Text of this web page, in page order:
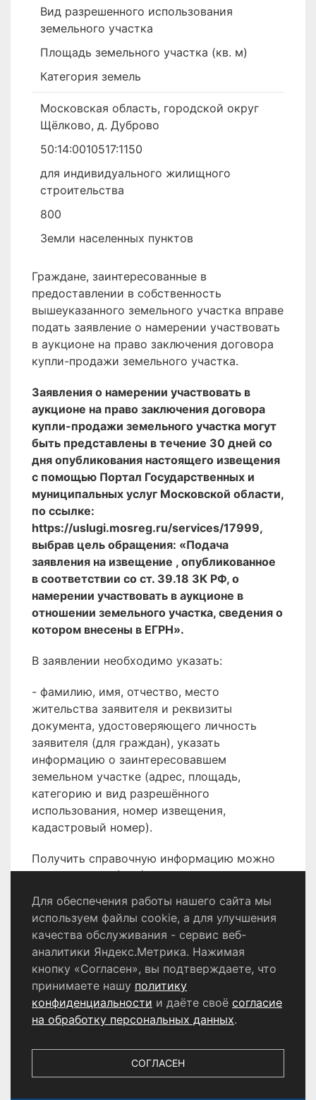
Вид разрешенного использования
земельного участка
Площадь земельного участка (кв. м)
Категория земель
Московская область, городской округ
Щёлково, д. Дуброво
50:14:0010517:1150
для индивидуального жилищного
строительства
800
Земли населенных пунктов
Граждане, заинтересованные в
предоставлении в собственность
вышеуказанного земельного участка вправе
подать заявление о намерении участвовать
в аукционе на право заключения договора
купли-продажи земельного участка.
Заявления о намерении участвовать в
аукционе на право заключения договора
купли-продажи земельного участка могут
быть представлены в течение 30 дней со
дня опубликования настоящего извещения
с помощью Портал Государственных и
муниципальных услуг Московской области,
по ссылке:
https://uslugi.mosreg.ru/services/17999,
выбрав цель обращения: «Подача
заявления на извещение , опубликованное
в соответствии со ст. 39.18 ЗК РФ, о
намерении участвовать в аукционе в
отношении земельного участка, сведения о
котором внесены в ЕГРН».
В заявлении необходимо указать:
- фамилию, имя, отчество, место
жительства заявителя и реквизиты
документа, удостоверяющего личность
заявителя (для граждан), указать
информацию о заинтересовавшем
земельном участке (адрес, площадь,
категорию и вид разрешённого
использования, номер извещения,
кадастровый номер).
Получить справочную информацию можно
по телефону 8 (496) 566-80-18.
Политика конфиденциальности
Согласие на обработку персональных данных
© 2024 - 2026 Сетевое издание «Информационный
портал Щёлково». Свидетельство о регистрации СМИ
Выдано Федеральной службой по надзору в сфере
связи, информационных технологий и массовых
коммуникаций. Учредитель ООО «Телерадиокомпания
Для обеспечения работы нашего сайта мы
используем файлы cookie, а для улучшения
качества обслуживания - сервис веб-
аналитики Яндекс.Метрика. Нажимая
кнопку «Согласен», вы подтверждаете, что
принимаете нашу политику
конфиденциальности и даёте своё согласие
на обработку персональных данных.
СОГЛАСЕН